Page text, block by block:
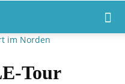
Tour